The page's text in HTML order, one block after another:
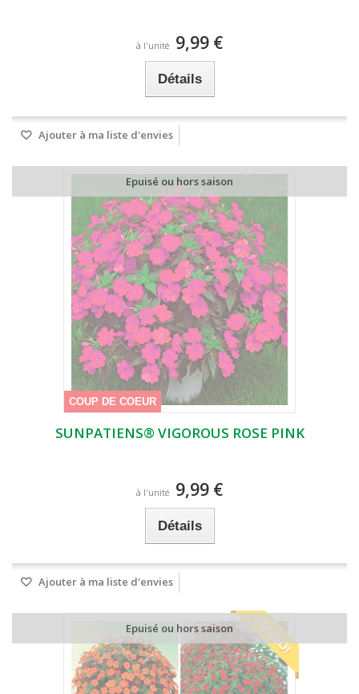
à l'unité 9,99 €
Détails
Ajouter à ma liste d'envies
Epuisé ou hors saison
COUP DE COEUR
SUNPATIENS® VIGOROUS ROSE PINK
à l'unité 9,99 €
Détails
Ajouter à ma liste d'envies
Epuisé ou hors saison PROMO!